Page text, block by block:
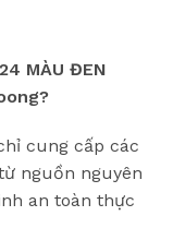
MÀU ĐEN
cung cấp các
nguồn nguyên
an toàn thực